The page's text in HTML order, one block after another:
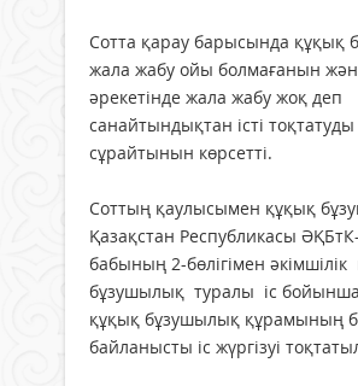
Сотта қарау барысында құқық
жала жабу ойы болмағанын
әрекетінде жала жабу жоқ деп
санайтындықтан істі тоқтатуды
сұрайтынын көрсетті.
Соттың қаулысымен құқық
Қазақстан Республикасы
бабының 2-бөлігімен
бұзушылық туралы іс
құқық бұзушылық құрамының
байланысты іс жүргізуі